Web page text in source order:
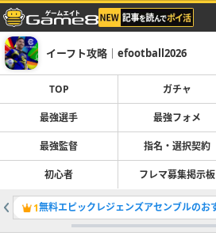
イーフト攻略｜efootball2026
TOP ガチャ
最強選手 最強フォメ
最強監督 指名・選択契約
初心者 フレマ募集掲示板
1